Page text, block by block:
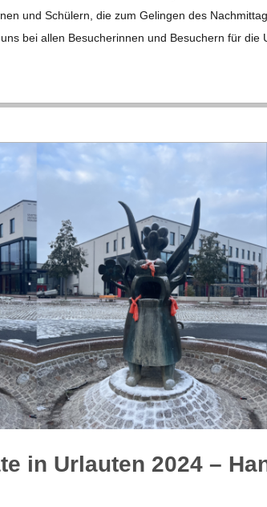
und Schü­lern, die zum Gelin­gen des
bei allen Besu­che­rin­nen und Besu­chern für die
in Urlau­ten 2024 –